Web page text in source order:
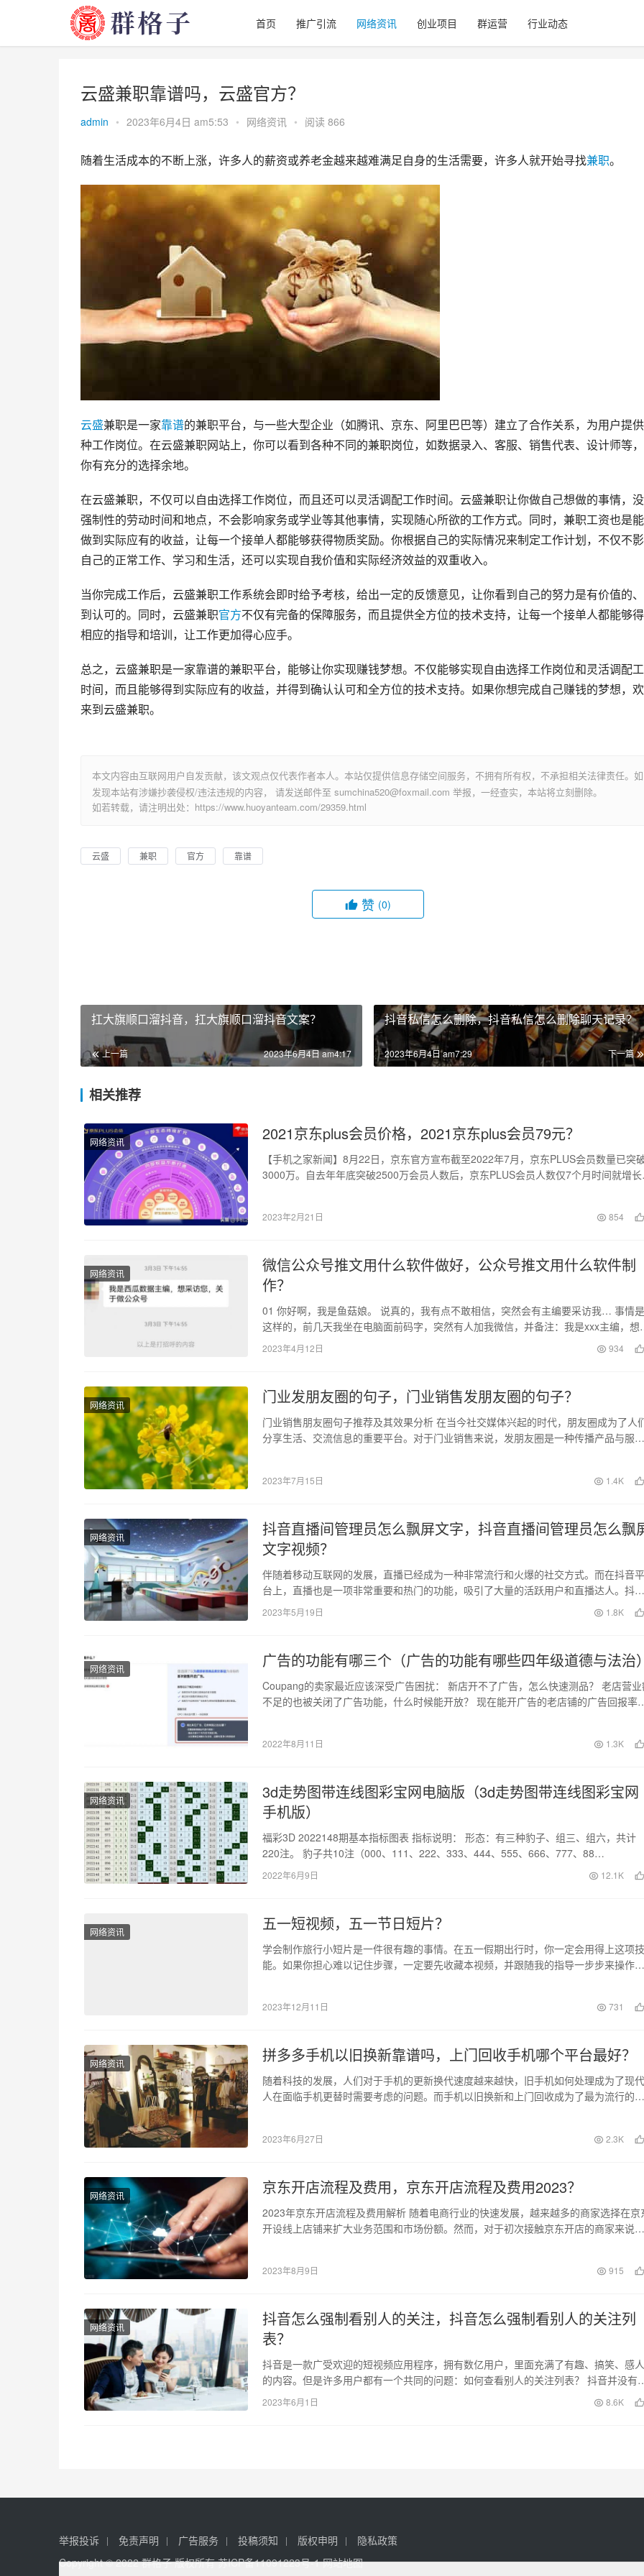
首页 推广引流 网络资讯 创业项目 群运营 行业动态
云盛兼职靠谱吗，云盛官方？
admin • 2023年6月4日 am5:53 • 网络资讯 • 阅读 866
随着生活成本的不断上涨，许多人的薪资或养老金越来越难满足自身的生活需要，许多人就开始寻找兼职。
云盛兼职是一家靠谱的兼职平台，与一些大型企业（如腾讯、京东、阿里巴巴等）建立了合作关系，为用户提
种工作岗位。在云盛兼职网站上，你可以看到各种不同的兼职岗位，如数据录入、客服、销售代表、设计师等
你有充分的选择余地。
在云盛兼职，不仅可以自由选择工作岗位，而且还可以灵活调配工作时间。云盛兼职让你做自己想做的事情，
强制性的劳动时间和地点，不会影响家务或学业等其他事情，实现随心所欲的工作方式。同时，兼职工资也是
做到实际应有的收益，让每一个接单人都能够获得物质奖励。你根据自己的实际情况来制定工作计划，不仅不
自己的正常工作、学习和生活，还可以实现自我价值和实际经济效益的双重收入。
当你完成工作后，云盛兼职工作系统会即时给予考核，给出一定的反馈意见，让你看到自己的努力是有价值的
到认可的。同时，云盛兼职官方不仅有完备的保障服务，而且提供全方位的技术支持，让每一个接单人都能够
相应的指导和培训，让工作更加得心应手。
总之，云盛兼职是一家靠谱的兼职平台，能够让你实现赚钱梦想。不仅能够实现自由选择工作岗位和灵活调配
时间，而且能够得到实际应有的收益，并得到确认认可和全方位的技术支持。如果你想完成自己赚钱的梦想，
来到云盛兼职。
本文内容由互联网用户自发贡献，该文观点仅代表作者本人。本站仅提供信息存储空间服务，不拥有所有权，不承担相关法律责任。如
发现本站有涉嫌抄袭侵权/违法违规的内容， 请发送邮件至 sumchina520@foxmail.com 举报，一经查实，本站将立刻删除。
如若转载，请注明出处：https://www.huoyanteam.com/29359.html
云盛 兼职 官方 靠谱
赞 (0)
扛大旗顺口溜抖音，扛大旗顺口溜抖音文案？
上一篇 2023年6月4日 am4:17
抖音私信怎么删除，抖音私信怎么删除聊天记录？
下一篇
2023年6月4日 am7:29
相关推荐
网络资讯 2021京东plus会员价格，2021京东plus会员79元？
【手机之家新闻】8月22日，京东官方宣布截至2022年7月，京东PLUS会员数量已突
3000万。自去年年底突破2500万会员人数后，京东PLUS会员人数仅7个月时间就增长
2023年2月21日 854
网络资讯
微信公众号推文用什么软件做好，公众号推文用什么软件制
作？
01 你好啊，我是鱼菇娘。 说真的，我有点不敢相信，突然会有主编要采访我… 事情是
这样的，前几天我坐在电脑面前码字，突然有人加我微信，并备注：我是xxx主编，想
访你，关于做公众号…
2023年4月12日 934
网络资讯 门业发朋友圈的句子，门业销售发朋友圈的句子？
门业销售朋友圈句子推荐及其效果分析 在当今社交媒体兴起的时代，朋友圈成为了人
分享生活、交流信息的重要平台。对于门业销售来说，发朋友圈是一种传播产品与服务
2023年7月15日 1.4K
网络资讯
抖音直播间管理员怎么飘屏文字，抖音直播间管理员怎么飘
文字视频？
伴随着移动互联网的发展，直播已经成为一种非常流行和火爆的社交方式。而在抖音平
台上，直播也是一项非常重要和热门的功能，吸引了大量的活跃用户和直播达人。抖音
直播间涉及到很多的操作和功能…
2023年5月19日 1.8K
网络资讯 广告的功能有哪三个（广告的功能有哪些四年级道德与法治）
Coupang的卖家最近应该深受广告困扰： 新店开不了广告，怎么快速测品？ 老店营业
不足的也被关闭了广告功能，什么时候能开放？ 现在能开广告的老店铺的广告回报率
2022年8月11日 1.3K
网络资讯
3d走势图带连线图彩宝网电脑版（3d走势图带连线图彩宝网
手机版）
福彩3D 2022148期基本指标图表 指标说明： 形态：有三种豹子、组三、组六，共计
220注。 豹子共10注（000、111、222、333、444、555、666、777、88…
2022年6月9日 12.1K
网络资讯 五一短视频，五一节日短片？
学会制作旅行小短片是一件很有趣的事情。在五一假期出行时，你一定会用得上这项技
能。如果你担心难以记住步骤，一定要先收藏本视频，并跟随我的指导一步步来操作。
2023年12月11日 731
网络资讯 拼多多手机以旧换新靠谱吗，上门回收手机哪个平台最好？
随着科技的发展，人们对于手机的更新换代速度越来越快，旧手机如何处理成为了现代
人在面临手机更替时需要考虑的问题。而手机以旧换新和上门回收成为了最为流行的两
2023年6月27日 2.3K
网络资讯 京东开店流程及费用，京东开店流程及费用2023？
2023年京东开店流程及费用解析 随着电商行业的快速发展，越来越多的商家选择在京
开设线上店铺来扩大业务范围和市场份额。然而，对于初次接触京东开店的商家来说，
2023年8月9日 915
网络资讯
抖音怎么强制看别人的关注，抖音怎么强制看别人的关注列
表？
抖音是一款广受欢迎的短视频应用程序，拥有数亿用户，里面充满了有趣、搞笑、感人
的内容。但是许多用户都有一个共同的问题：如何查看别人的关注列表？ 抖音并没有
供查看别人的关注列表的功能…
2023年6月1日 8.6K
举报投诉 免责声明 广告服务 投稿须知 版权申明
隐私政策
Copyright © 2022 群格子 版权所有苏ICP备11091223号-1 网站地图